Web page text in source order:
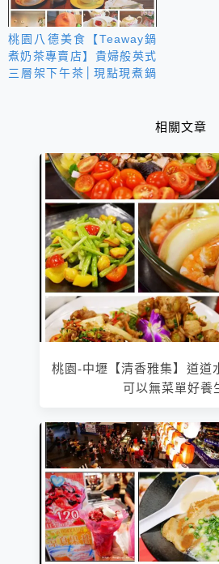
桃園八德美食【Teaway鍋
煮奶茶專賣店】貴婦般英式
三層架下午茶│現點現煮鍋
相關文章
桃園-中壢【清香雅集】道道
可以無菜單好養